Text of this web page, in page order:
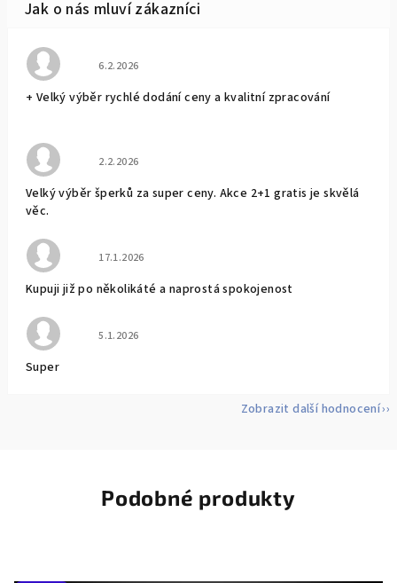
Hodnocení obchodu je 5 z 5 hvězdiček.
6.2.2026
+ Velký výběr rychlé dodání ceny a kvalitní zpracování
Hodnocení obchodu je 5 z 5 hvězdiček.
2.2.2026
Velký výběr šperků za super ceny. Akce 2+1 gratis je skvělá
věc.
Hodnocení obchodu je 5 z 5 hvězdiček.
17.1.2026
Kupuji již po několikáté a naprostá spokojenost
Hodnocení obchodu je 5 z 5 hvězdiček.
5.1.2026
Super
Zobrazit další hodnocení
Podobné produkty